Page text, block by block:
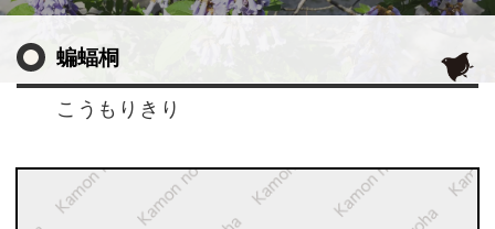
蝙蝠桐
こうもりきり